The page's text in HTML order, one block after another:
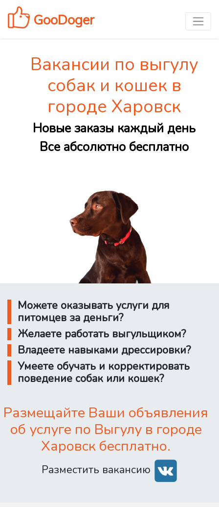
GooDoger
Вакансии по выгулу
собак и кошек в
городе Харовск
Новые заказы каждый день
Все абсолютно бесплатно
Можете оказывать услуги для
питомцев за деньги?
Желаете работать выгульщиком?
Владеете навыками дрессировки?
Умеете обучать и корректировать
поведение собак или кошек?
Размещайте Ваши объявления
об услуге по Выгулу в городе
Харовск бесплатно.
Разместить вакансию